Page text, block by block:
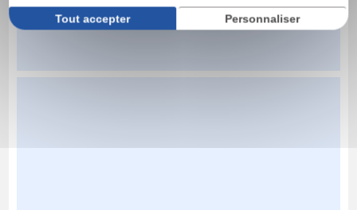
Tout accepter Personnaliser